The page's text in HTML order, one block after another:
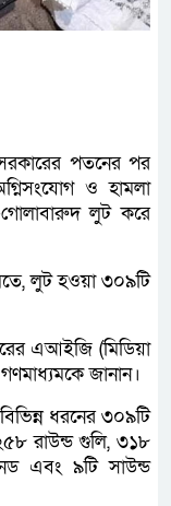
পতনের পর
ও হামলা
গোলাবারুদ লুট করে
লুট হওয়া ৩০৯টি
এআইজি (মিডিয়া
জানান।
ধরনের ৩০৯টি
রাউন্ড গুলি, ৩১৮
এবং ৯টি সাউন্ড